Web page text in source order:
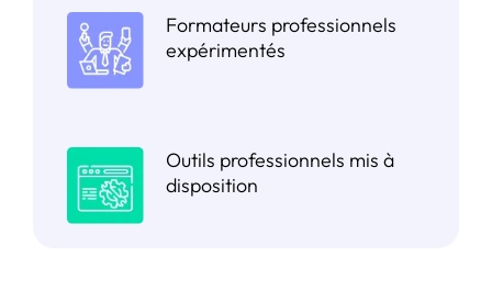
Formateurs professionnels
expérimentés
Outils professionnels mis à
disposition